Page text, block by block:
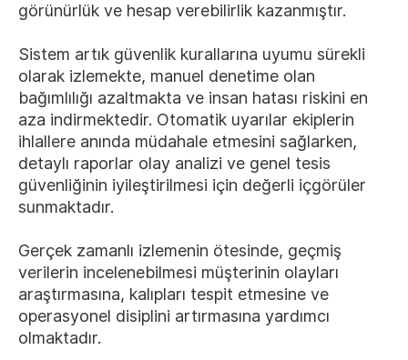
görünürlük ve hesap verebilirlik kazanmıştır.
Sistem artık güvenlik kurallarına uyumu sürekli
olarak izlemekte, manuel denetime olan
bağımlılığı azaltmakta ve insan hatası riskini en
aza indirmektedir. Otomatik uyarılar ekiplerin
ihlallere anında müdahale etmesini sağlarken,
detaylı raporlar olay analizi ve genel tesis
güvenliğinin iyileştirilmesi için değerli içgörüler
sunmaktadır.
Gerçek zamanlı izlemenin ötesinde, geçmiş
verilerin incelenebilmesi müşterinin olayları
araştırmasına, kalıpları tespit etmesine ve
operasyonel disiplini artırmasına yardımcı
olmaktadır.